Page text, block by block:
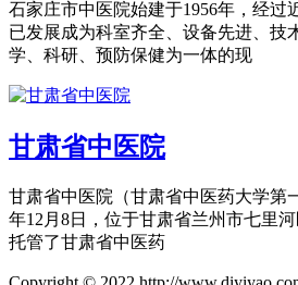
石家庄市中医院始建于1956年，经过
已发展成为科室齐全、设备先进、技
学、科研、预防保健为一体的现
甘肃省中医院
甘肃省中医院（甘肃省中医药大学第
年12月8日，位于甘肃省兰州市七里
托管了甘肃省中医药